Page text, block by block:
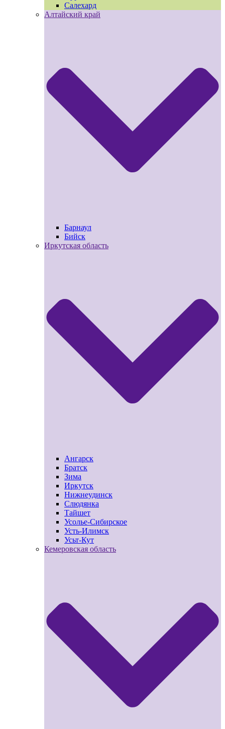
Салехард
Алтайский край
Барнаул
Бийск
Иркутская область
Ангарск
Братск
Зима
Иркутск
Нижнеудинск
Слюдянка
Тайшет
Усолье-Сибирское
Усть-Илимск
Усьт-Кут
Кемеровская область